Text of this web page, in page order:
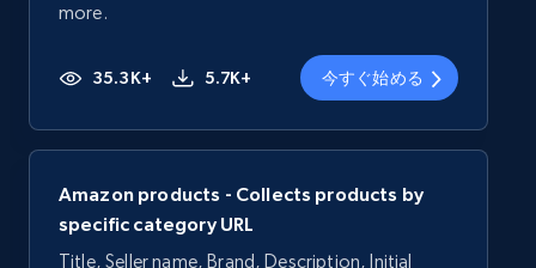
more.
35.3K+ 5.7K+ 今すぐ始める
Amazon products - Collects products by
specific category URL
Title, Seller name, Brand, Description, Initial